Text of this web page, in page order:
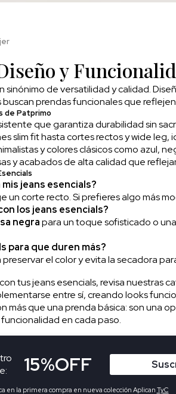
y
sinónimo de versatilidad y calidad.
prendas funcionales que
de Patprimo
que garantiza durabilidad sin
slim fit hasta cortes rectos y wide
y colores clásicos como azul,
y acabados de alta calidad que
jeans esencials?
un corte recto. Si prefieres algo más
los jeans esencials?
negrapara un toque sofisticado o una
para que duren más?
el color y evita la secadora
tus jeans esencials, revisa nuestras
entre sí, creando looks
más que una prenda básica: son
en cada paso.
15%OFF
en la primera compra en nueva colección Aplican TyC